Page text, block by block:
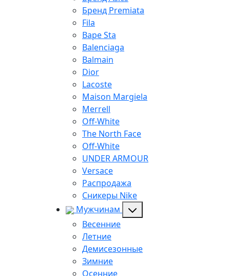
Бренд Premiata
Fila
Bape Sta
Balenciaga
Balmain
Dior
Lacoste
Maison Margiela
Merrell
Off-White
The North Face
Off-White
UNDER ARMOUR
Versace
Распродажа
Сникеры Nike
Мужчинам
Весенние
Летние
Демисезонные
Зимние
Осенние